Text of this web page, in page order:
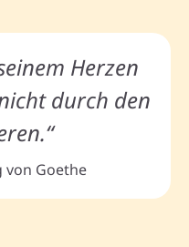
Herzen
durch den
von Goethe